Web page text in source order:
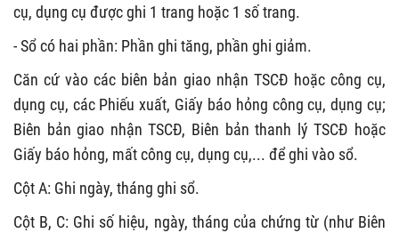
cụ, dụng cụ được ghi 1 trang hoặc 1 số trang.
- Sổ có hai phần: Phần ghi tăng, phần ghi giảm.
Căn cứ vào các biên bản giao nhận TSCĐ hoặc công cụ,
dụng cụ, các Phiếu xuất, Giấy báo hỏng công cụ, dụng cụ;
Biên bản giao nhận TSCĐ, Biên bản thanh lý TSCĐ hoặc
Giấy báo hỏng, mất công cụ, dụng cụ,... để ghi vào sổ.
Cột A: Ghi ngày, tháng ghi sổ.
Cột B, C: Ghi số hiệu, ngày, tháng của chứng từ (như Biên